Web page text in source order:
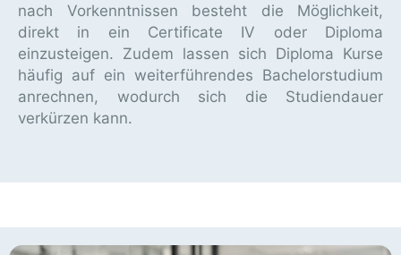
nach Vorkenntnissen besteht die Möglichkeit,
direkt in ein Certificate IV oder Diploma
einzusteigen. Zudem lassen sich Diploma Kurse
häufig auf ein weiterführendes Bachelorstudium
anrechnen, wodurch sich die Studiendauer
verkürzen kann.